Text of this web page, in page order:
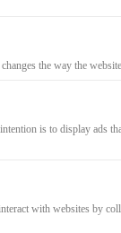
the way the
is to display ads
with websites by